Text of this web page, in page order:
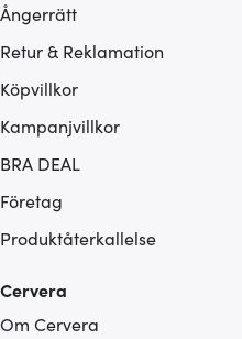
Ångerrätt
Retur & Reklamation
Köpvillkor
Kampanjvillkor
BRA DEAL
Företag
Produktåterkallelse
Cervera
Om Cervera